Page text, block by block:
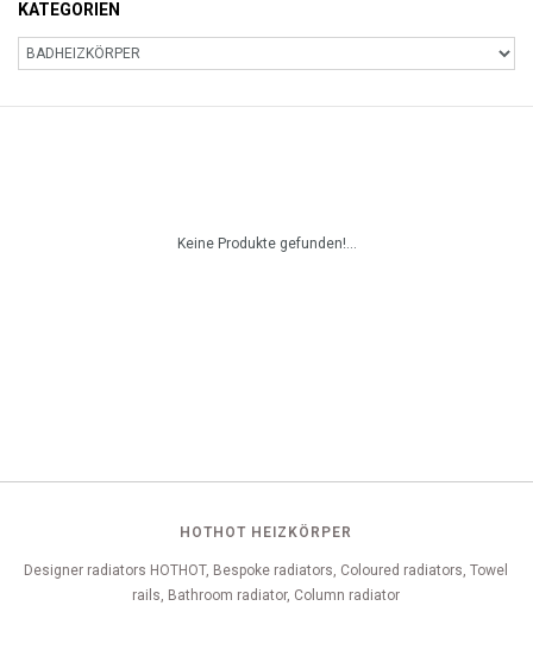
KATEGORIEN
Keine Produkte gefunden!...
HOTHOT HEIZKÖRPER
Designer radiators HOTHOT, Bespoke radiators, Coloured radiators, Towel
rails, Bathroom radiator, Column radiator